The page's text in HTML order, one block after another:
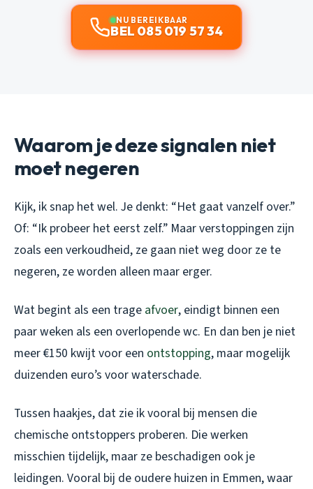
NU BEREIKBAAR
BEL 085 019 57 34
Waarom je deze signalen niet
moet negeren
Kijk, ik snap het wel. Je denkt: “Het gaat vanzelf over.”
Of: “Ik probeer het eerst zelf.” Maar verstoppingen zijn
zoals een verkoudheid, ze gaan niet weg door ze te
negeren, ze worden alleen maar erger.
Wat begint als een trage afvoer, eindigt binnen een
paar weken als een overlopende wc. En dan ben je niet
meer €150 kwijt voor een ontstopping, maar mogelijk
duizenden euro’s voor waterschade.
Tussen haakjes, dat zie ik vooral bij mensen die
chemische ontstoppers proberen. Die werken
misschien tijdelijk, maar ze beschadigen ook je
leidingen. Vooral bij de oudere huizen in Emmen, waar